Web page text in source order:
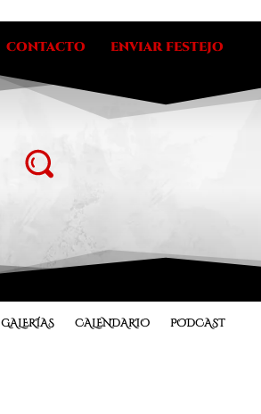
CONTACTO ENVIAR FESTEJO
GALERÍAS CALENDARIO PODCAST